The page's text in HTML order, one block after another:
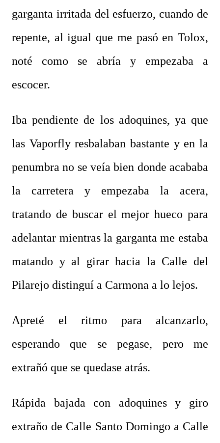
garganta irritada del esfuerzo, cuando de
repente, al igual que me pasó en Tolox,
noté como se abría y empezaba a
escocer.
Iba pendiente de los adoquines, ya que
las Vaporfly resbalaban bastante y en la
penumbra no se veía bien donde acababa
la carretera y empezaba la acera,
tratando de buscar el mejor hueco para
adelantar mientras la garganta me estaba
matando y al girar hacia la Calle del
Pilarejo distinguí a Carmona a lo lejos.
Apreté el ritmo para alcanzarlo,
esperando que se pegase, pero me
extrañó que se quedase atrás.
Rápida bajada con adoquines y giro
extraño de Calle Santo Domingo a Calle